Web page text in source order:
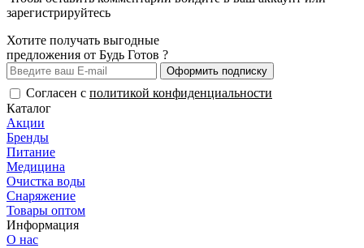
зарегистрируйтесь
Хотите получать выгодные
предложения от Будь Готов ?
Оформить подписку
Согласен с политикой конфиденциальности
Каталог
Акции
Бренды
Питание
Медицина
Очистка воды
Снаряжение
Товары оптом
Информация
О нас